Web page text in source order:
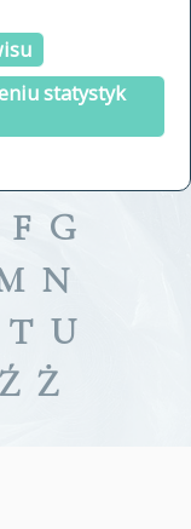
statystyk
F G
N
T U
Ź Ż